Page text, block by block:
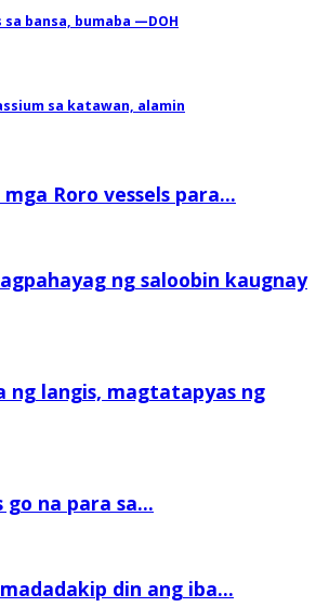
sa bansa, bumaba —DOH
sa katawan, alamin
Roro vessels para...
ng saloobin kaugnay
ng langis, magtatapyas ng
go na para sa...
din ang iba...